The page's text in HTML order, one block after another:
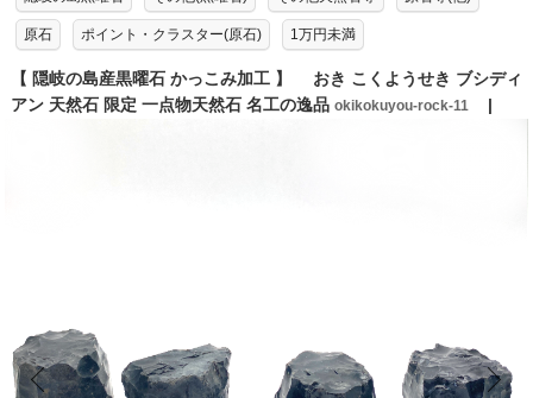
原石 ポイント・クラスター(原石) 1万円未満
【 隠岐の島産黒曜石 かっこみ加工 】 おき こくようせき ブシディ
アン 天然石 限定 一点物天然石 名工の逸品 okikokuyou-rock-11